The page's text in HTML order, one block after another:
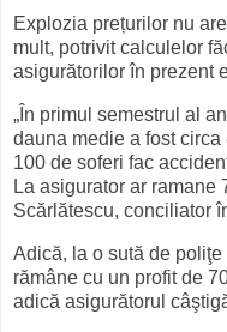
Explozia prețurilor nu
mult, potrivit calculelor
asigurătorilor în prezent
„În primul semestrul al
dauna medie a fost
100 de soferi fac
La asigurator ar ramane
Scărlătescu, conciliator
Adică, la o sută de
rămâne cu un profit de
adică asigurătorul